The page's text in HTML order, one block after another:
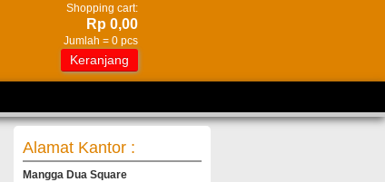
Shopping cart:
Rp 0,00
Jumlah = 0 pcs
Keranjang
Alamat Kantor :
Mangga Dua Square